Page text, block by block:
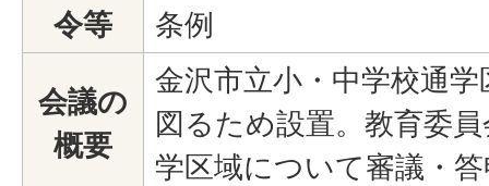
令等
条例
会議の
概要
金沢市立小・中学校通
図るため設置。教育委
学区域について審議・